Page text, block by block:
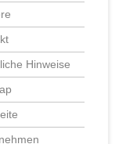
Hinweise